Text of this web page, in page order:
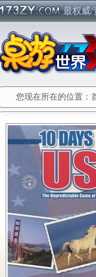
最权威/
您现在所在的位置：